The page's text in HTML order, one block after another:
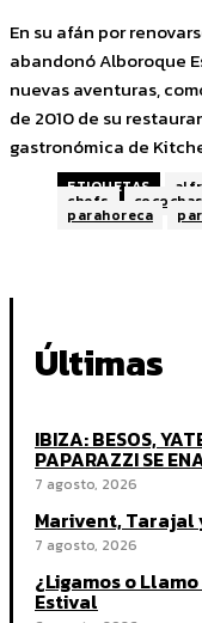
En su afán por
abandonó Alboroque
nuevas aventuras,
de 2010 de su
gastronómica de
ETIQUETAS
chefs cocochas
parahoreca
Últimas
IBIZA: BESOS,
PAPARAZZI SE
7 agosto, 2026
Marivent, Tarajal
7 agosto, 2026
¿Ligamos o
Estival